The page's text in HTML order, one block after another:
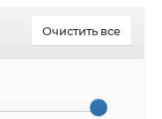
Очистить все